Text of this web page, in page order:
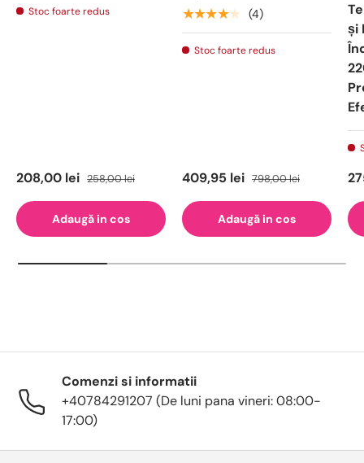
Stoc foarte redus
208,00 lei 258,00 lei
Adaugă in cos
★★★★★ (4)
Stoc foarte redus
409,95 lei 798,00 lei
Adaugă in cos
și
Comenzi si informatii
+40784291207 (De luni pana vineri: 08:00-
17:00)